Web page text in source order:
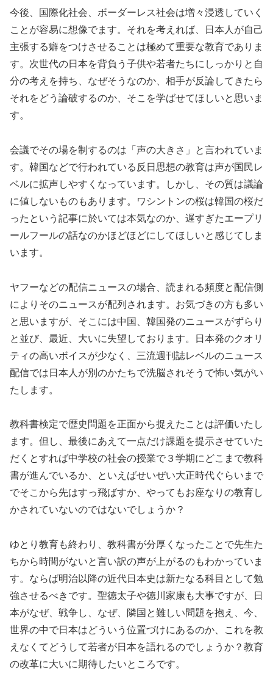
今後、国際化社会、ボーダーレス社会は増々浸透していく
ことが容易に想像でます。それを考えれば、日本人が自己
主張する癖をつけさせることは極めて重要な教育でありま
す。次世代の日本を背負う子供や若者たちにしっかりと自
分の考えを持ち、なぜそうなのか、相手が反論してきたら
それをどう論破するのか、そこを学ばせてほしいと思いま
す。
会議でその場を制するのは「声の大きさ」と言われていま
す。韓国などで行われている反日思想の教育は声が国民レ
ベルに拡声しやすくなっています。しかし、その質は議論
に値しないものもあります。ワシントンの桜は韓国の桜だ
ったという記事に於いては本気なのか、遅すぎたエープリ
ールフールの話なのかほどほどにしてほしいと感じてしま
います。
ヤフーなどの配信ニュースの場合、読まれる頻度と配信側
によりそのニュースが配列されます。お気づきの方も多い
と思いますが、そこには中国、韓国発のニュースがずらり
と並び、最近、大いに失望しております。日本発のクオリ
ティの高いボイスが少なく、三流週刊誌レベルのニュース
配信では日本人が別のかたちで洗脳されそうで怖い気がい
たします。
教科書検定で歴史問題を正面から捉えたことは評価いたし
ます。但し、最後にあえて一点だけ課題を提示させていた
だくとすれば中学校の社会の授業で３学期にどこまで教科
書が進んでいるか、といえばせいぜい大正時代ぐらいまで
でそこから先はすっ飛ばすか、やってもお座なりの教育し
かされていないのではないでしょうか？
ゆとり教育も終わり、教科書が分厚くなったことで先生た
ちから時間がないと言い訳の声が上がるのもわかっていま
す。ならば明治以降の近代日本史は新たなる科目として勉
強させるべきです。聖徳太子や徳川家康も大事ですが、日
本がなぜ、戦争し、なぜ、隣国と難しい問題を抱え、今、
世界の中で日本はどういう位置づけにあるのか、これを教
えなくてどうして若者が日本を語れるのでしょうか？教育
の改革に大いに期待したいところです。